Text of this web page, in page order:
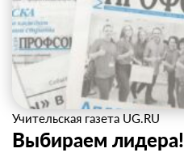
Учительская газета UG.RU
​Выбираем лидера!